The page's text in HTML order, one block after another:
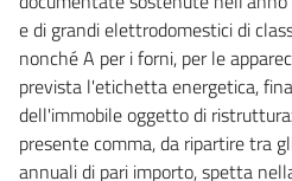
e di grandi elettrodomestici di
nonché A per i forni, per le
prevista l'etichetta energetica,
dell'immobile oggetto di
presente comma, da ripartire tra
annuali di pari importo, spetta